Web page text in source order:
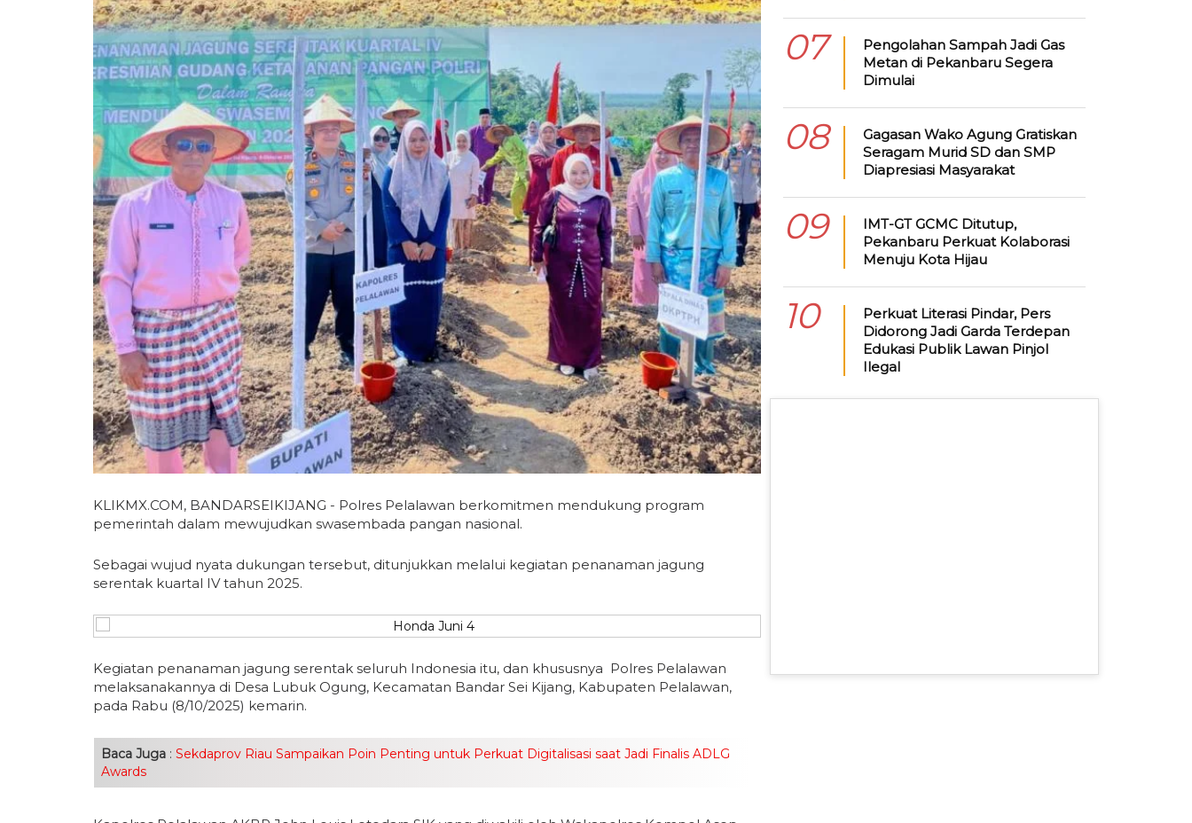
KLIKMX.COM, BANDARSEIKIJANG - Polres Pelalawan berkomitmen mendukung program
pemerintah dalam mewujudkan swasembada pangan nasional.
Sebagai wujud nyata dukungan tersebut, ditunjukkan melalui kegiatan penanaman jagung
serentak kuartal IV tahun 2025.
Kegiatan penanaman jagung serentak seluruh Indonesia itu, dan khususnya Polres Pelalawan
melaksanakannya di Desa Lubuk Ogung, Kecamatan Bandar Sei Kijang, Kabupaten Pelalawan,
pada Rabu (8/10/2025) kemarin.
Baca Juga : Sekdaprov Riau Sampaikan Poin Penting untuk Perkuat Digitalisasi saat Jadi Finalis ADLG
Awards
07
Pengolahan Sampah Jadi Gas
Metan di Pekanbaru Segera
Dimulai
08
Gagasan Wako Agung Gratiskan
Seragam Murid SD dan SMP
Diapresiasi Masyarakat
09
IMT-GT GCMC Ditutup,
Pekanbaru Perkuat Kolaborasi
Menuju Kota Hijau
10
Perkuat Literasi Pindar, Pers
Didorong Jadi Garda Terdepan
Edukasi Publik Lawan Pinjol
Ilegal